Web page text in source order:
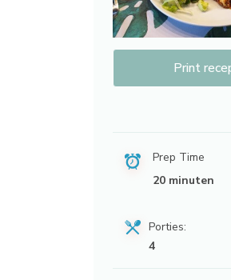
Print
Prep Time
20 minuten
Porties:
4